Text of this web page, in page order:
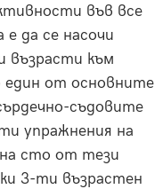
във все
да се насочи
възрасти към
един от основните
съдовите
упражнения на
на сто от тези
3-ти възрастен